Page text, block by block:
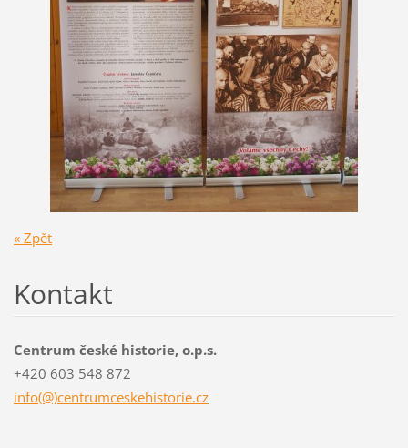
« Zpět
Kontakt
Centrum české historie, o.p.s.
+420 603 548 872
info(@)centrumceskehistorie.cz